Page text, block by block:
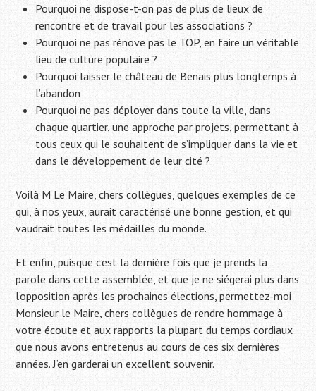
Pourquoi ne dispose-t-on pas de plus de lieux de
rencontre et de travail pour les associations ?
Pourquoi ne pas rénove pas le TOP, en faire un véritable
lieu de culture populaire ?
Pourquoi laisser le château de Benais plus longtemps à
l’abandon
Pourquoi ne pas déployer dans toute la ville, dans
chaque quartier, une approche par projets, permettant à
tous ceux qui le souhaitent de s’impliquer dans la vie et
dans le développement de leur cité ?
Voilà M Le Maire, chers collègues, quelques exemples de ce
qui, à nos yeux, aurait caractérisé une bonne gestion, et qui
vaudrait toutes les médailles du monde.
Et enfin, puisque c’est la dernière fois que je prends la
parole dans cette assemblée, et que je ne siégerai plus dans
l’opposition après les prochaines élections, permettez-moi
Monsieur le Maire, chers collègues de rendre hommage à
votre écoute et aux rapports la plupart du temps cordiaux
que nous avons entretenus au cours de ces six dernières
années. J’en garderai un excellent souvenir.